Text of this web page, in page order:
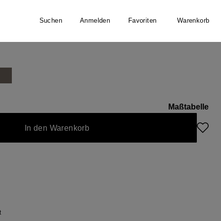
Suchen Anmelden Favoriten Warenkorb
Maßtabelle
In den Warenkorb